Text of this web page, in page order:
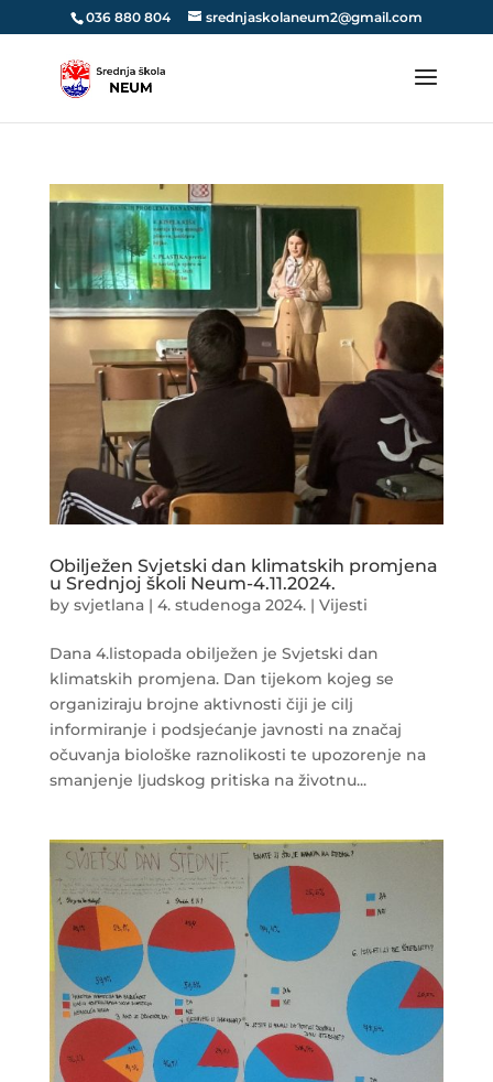
036 880 804 srednjaskolaneum2@gmail.com
Obilježen Svjetski dan klimatskih promjena
u Srednjoj školi Neum-4.11.2024.
by svjetlana| 4. studenoga 2024.| Vijesti
Dana 4.listopada obilježen je Svjetski dan
klimatskih promjena. Dan tijekom kojeg se
organiziraju brojne aktivnosti čiji je cilj
informiranje i podsjećanje javnosti na značaj
očuvanja biološke raznolikosti te upozorenje na
smanjenje ljudskog pritiska na životnu...